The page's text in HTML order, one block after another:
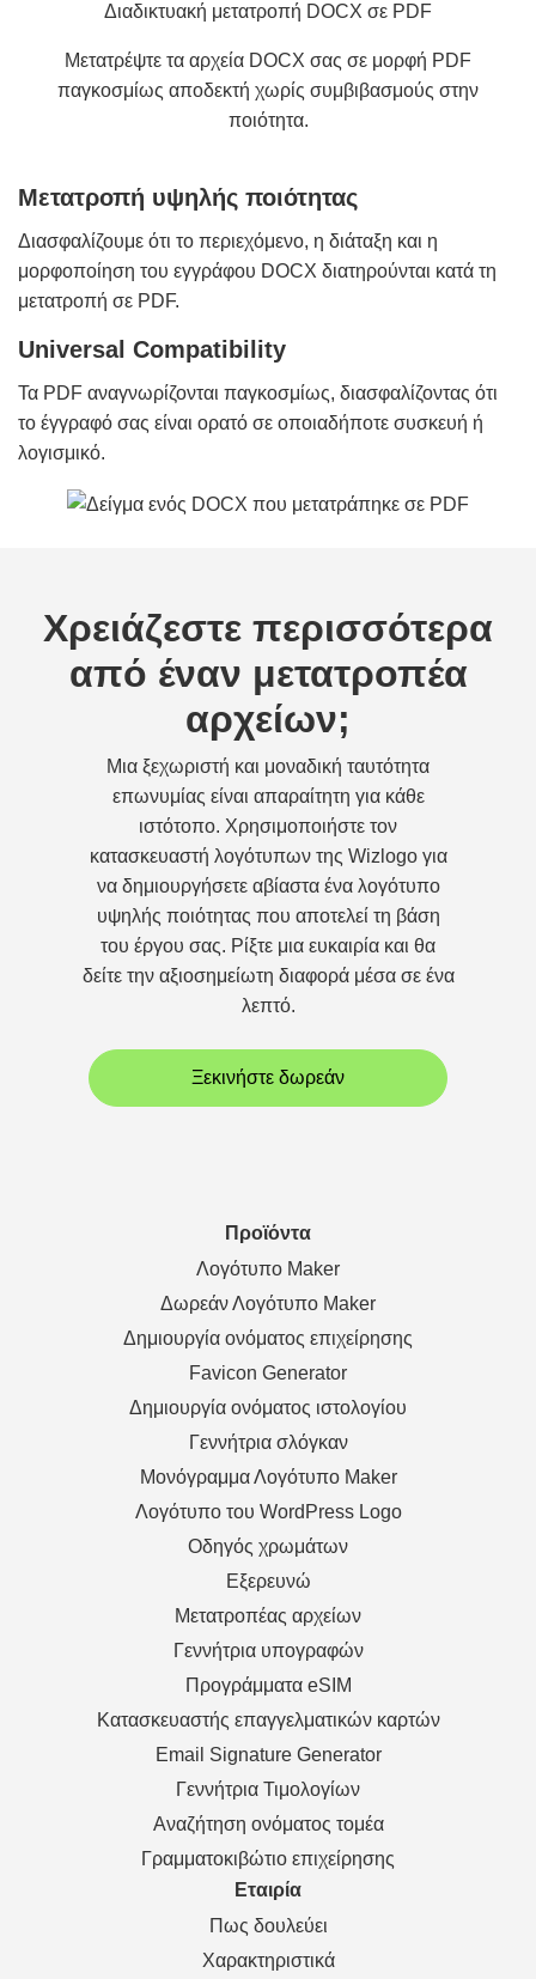
Διαδικτυακή μετατροπή DOCX σε PDF
Μετατρέψτε τα αρχεία DOCX σας σε μορφή PDF
παγκοσμίως αποδεκτή χωρίς συμβιβασμούς στην
ποιότητα.
Μετατροπή υψηλής ποιότητας
Διασφαλίζουμε ότι το περιεχόμενο, η διάταξη και η
μορφοποίηση του εγγράφου DOCX διατηρούνται κατά τη
μετατροπή σε PDF.
Universal Compatibility
Τα PDF αναγνωρίζονται παγκοσμίως, διασφαλίζοντας ότι
το έγγραφό σας είναι ορατό σε οποιαδήποτε συσκευή ή
λογισμικό.
Χρειάζεστε περισσότερα
από έναν μετατροπέα
αρχείων;
Μια ξεχωριστή και μοναδική ταυτότητα
επωνυμίας είναι απαραίτητη για κάθε
ιστότοπο. Χρησιμοποιήστε τον
κατασκευαστή λογότυπων της Wizlogo για
να δημιουργήσετε αβίαστα ένα λογότυπο
υψηλής ποιότητας που αποτελεί τη βάση
του έργου σας. Ρίξτε μια ευκαιρία και θα
δείτε την αξιοσημείωτη διαφορά μέσα σε ένα
λεπτό.
Ξεκινήστε δωρεάν
Προϊόντα
Λογότυπο Maker
Δωρεάν Λογότυπο Maker
Δημιουργία ονόματος επιχείρησης
Favicon Generator
Δημιουργία ονόματος ιστολογίου
Γεννήτρια σλόγκαν
Μονόγραμμα Λογότυπο Maker
Λογότυπο του WordPress Logo
Οδηγός χρωμάτων
Εξερευνώ
Μετατροπέας αρχείων
Γεννήτρια υπογραφών
Προγράμματα eSIM
Κατασκευαστής επαγγελματικών καρτών
Email Signature Generator
Γεννήτρια Τιμολογίων
Αναζήτηση ονόματος τομέα
Γραμματοκιβώτιο επιχείρησης
Εταιρία
Πως δουλεύει
Χαρακτηριστικά